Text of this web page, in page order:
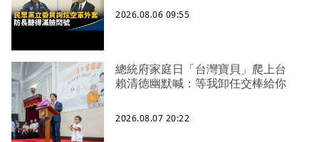
2026.08.06 09:55
總統府家庭日「台灣寶貝」爬上台
賴清德幽默喊：等我卸任交棒給你
2026.08.07 20:22